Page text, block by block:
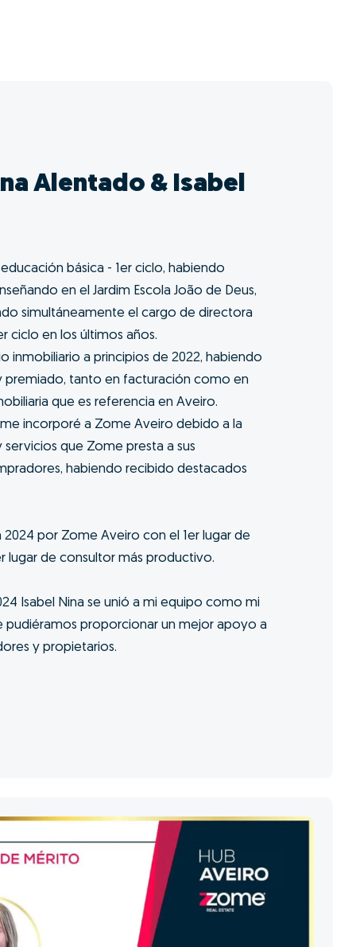
Alentado & Isabel
básica - 1er ciclo, habiendo
en el Jardim Escola João de Deus,
simultáneamente el cargo de directora
ciclo en los últimos años.
inmobiliario a principios de 2022, habiendo
premiado, tanto en facturación como en
que es referencia en Aveiro.
me incorporé a Zome Aveiro debido a la
servicios que Zome presta a sus
habiendo recibido destacados
2024 por Zome Aveiro con el 1er lugar de
lugar de consultor más productivo.
Isabel Nina se unió a mi equipo como mi
pudiéramos proporcionar un mejor apoyo a
y propietarios.